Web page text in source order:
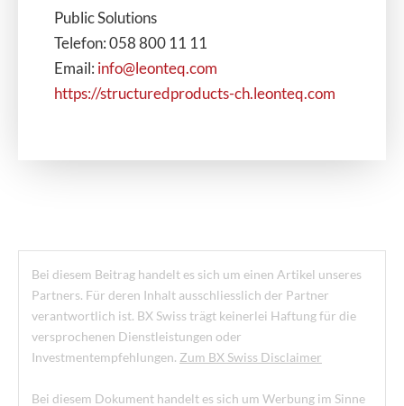
Public Solutions
Telefon: 058 800 11 11
Email: info@leonteq.com
https://structuredproducts-ch.leonteq.com
Bei diesem Beitrag handelt es sich um einen Artikel unseres
Partners. Für deren Inhalt ausschliesslich der Partner
verantwortlich ist. BX Swiss trägt keinerlei Haftung für die
versprochenen Dienstleistungen oder
Investmentempfehlungen. Zum BX Swiss Disclaimer
Bei diesem Dokument handelt es sich um Werbung im Sinne